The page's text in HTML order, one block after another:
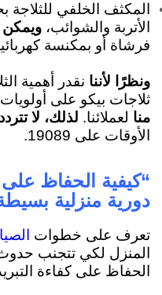
المكثف الخلفي
الأتربة والشوائب، ويمكن
فرشاة أو بمكنسة
ونظرًا لأننا نقدر أهمية
ثلاجات بيكو على
منا لعملائنا. لذلك، لا
الأوقات على 19089.
“كيفية الحفاظ على
دورية منزلية
تعرف على خطوات
المنزل لكي تتجنب حدوث
الحفاظ على كفاءة